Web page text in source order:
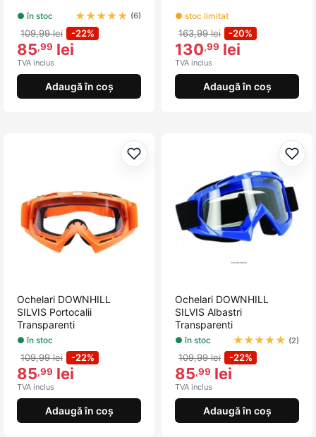
● în stoc ★★★★★ (6)
109,99 lei -22%
85,99 lei
TVA inclus
Adaugă în coș
● stoc limitat
163,99 lei -20%
130,99 lei
TVA inclus
Adaugă în coș
Adaugă la favorite
Ochelari DOWNHILL
SILVIS Portocalii
Transparenti
● în stoc
109,99 lei -22%
85,99 lei
TVA inclus
Adaugă în coș
Ochelari DOWNHILL
SILVIS Albastri
Transparenti
● în stoc ★★★★★ (2)
109,99 lei -22%
85,99 lei
TVA inclus
Adaugă în coș